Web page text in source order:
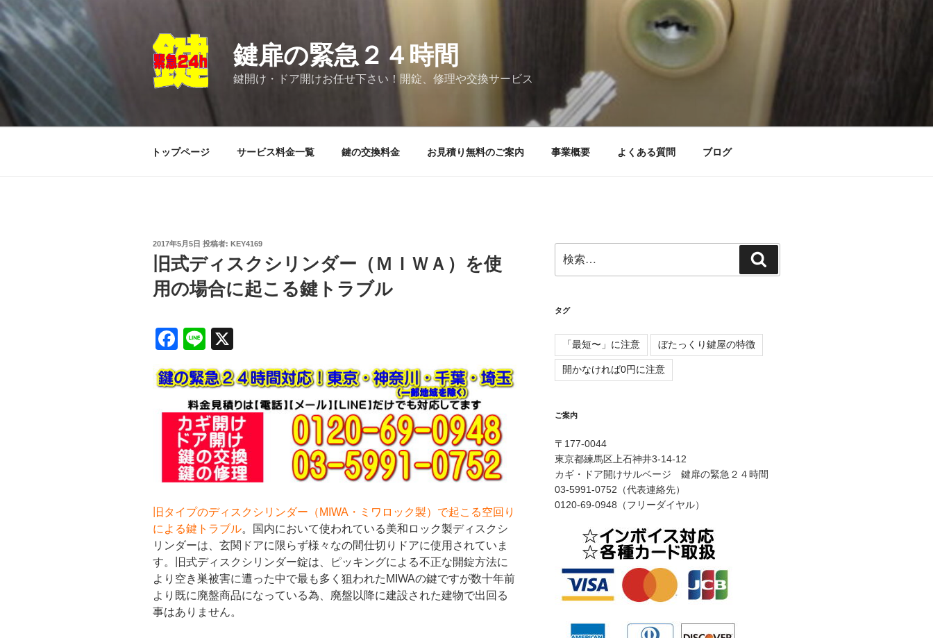
コ
ン
テ
ン
ツ
キ
鍵扉の緊急２４時間
鍵開け・ドア開けお任せ下さい！開錠、修理や交換サービス
トップページ サービス料金一覧 鍵の交換料金 お見積り無料のご案内 事業概要 よくある質問 ブログ
投
稿
日:
2017年5月5日 投稿者: KEY4169
旧式ディスクシリンダー（ＭＩＷＡ）を使
用の場合に起こる鍵トラブル
F
c
e
b
o
o
Li
n
e
旧タイプのディスクシリンダー（MIWA・ミワロック製）で起こる空回り
による鍵トラブル。国内において使われている美和ロック製ディスクシ
リンダーは、玄関ドアに限らず様々なの間仕切りドアに使用されていま
す。旧式ディスクシリンダー錠は、ピッキングによる不正な開錠方法に
より空き巣被害に遭った中で最も多く狙われたMIWAの鍵ですが数十年前
より既に廃盤商品になっている為、廃盤以降に建設された建物で出回る
事はありません。
索:
索
タグ
「最短〜」に注意 ぼたっくり鍵屋の特徴
開かなければ0円に注意
ご案内
〒177-0044
東京都練馬区上石神井3-14-12
カギ・ドア開けサルベージ 鍵扉の緊急２４時間
03-5991-0752（代表連絡先）
0120-69-0948（フリーダイヤル）